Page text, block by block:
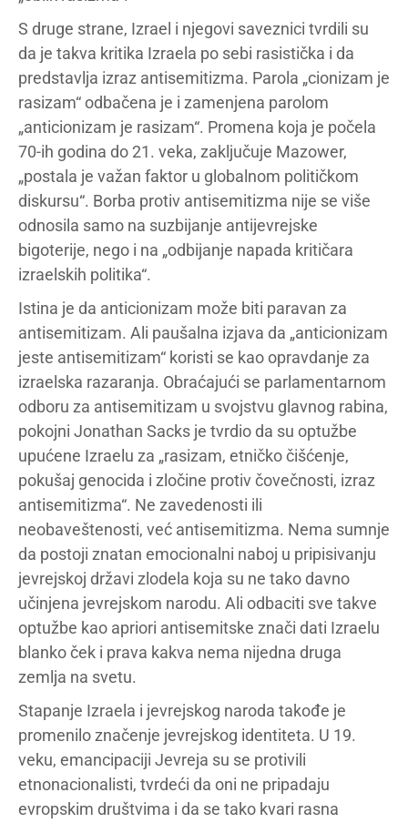
S druge strane, Izrael i njegovi saveznici tvrdili su
da je takva kritika Izraela po sebi rasistička i da
predstavlja izraz antisemitizma. Parola „cionizam je
rasizam“ odbačena je i zamenjena parolom
„anticionizam je rasizam“. Promena koja je počela
70-ih godina do 21. veka, zaključuje Mazower,
„postala je važan faktor u globalnom političkom
diskursu“. Borba protiv antisemitizma nije se više
odnosila samo na suzbijanje antijevrejske
bigoterije, nego i na „odbijanje napada kritičara
izraelskih politika“.
Istina je da anticionizam može biti paravan za
antisemitizam. Ali paušalna izjava da „anticionizam
jeste antisemitizam“ koristi se kao opravdanje za
izraelska razaranja. Obraćajući se parlamentarnom
odboru za antisemitizam u svojstvu glavnog rabina,
pokojni Jonathan Sacks je tvrdio da su optužbe
upućene Izraelu za „rasizam, etničko čišćenje,
pokušaj genocida i zločine protiv čovečnosti, izraz
antisemitizma“. Ne zavedenosti ili
neobaveštenosti, već antisemitizma. Nema sumnje
da postoji znatan emocionalni naboj u pripisivanju
jevrejskoj državi zlodela koja su ne tako davno
učinjena jevrejskom narodu. Ali odbaciti sve takve
optužbe kao apriori antisemitske znači dati Izraelu
blanko ček i prava kakva nema nijedna druga
zemlja na svetu.
Stapanje Izraela i jevrejskog naroda takođe je
promenilo značenje jevrejskog identiteta. U 19.
veku, emancipaciji Jevreja su se protivili
etnonacionalisti, tvrdeći da oni ne pripadaju
evropskim društvima i da se tako kvari rasna